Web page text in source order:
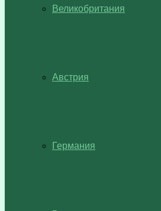
Великобритания
Австрия
Германия